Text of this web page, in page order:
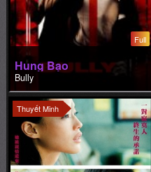
Full
Hung Bạo
Bully
Thuyết Minh